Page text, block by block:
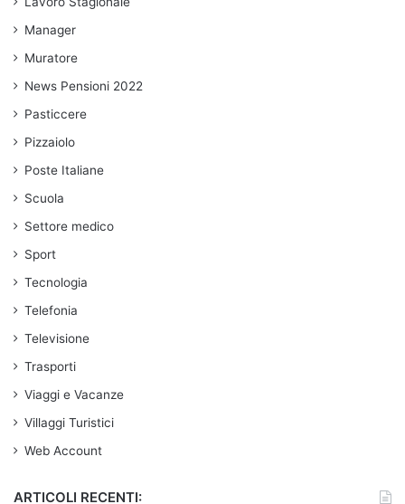
Manager
Muratore
News Pensioni 2022
Pasticcere
Pizzaiolo
Poste Italiane
Scuola
Settore medico
Sport
Tecnologia
Telefonia
Televisione
Trasporti
Viaggi e Vacanze
Villaggi Turistici
Web Account
ARTICOLI RECENTI: